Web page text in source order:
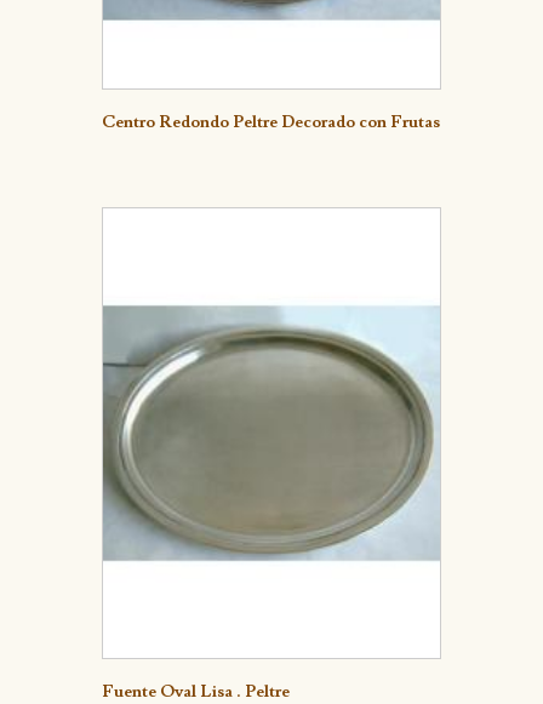
Detalle
Centro Redondo Peltre Decorado con Frutas
Detalle
Fuente Oval Lisa . Peltre